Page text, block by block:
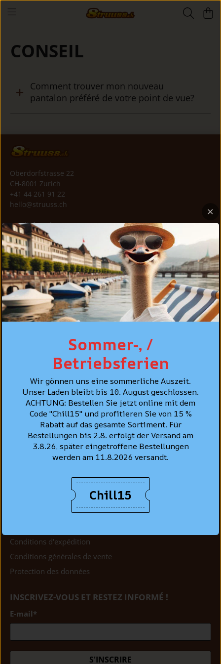
CONSEIL
Comment trouver mon nouveau
pantalon préféré de votre point de vue?
Oberdorfstrasse 22
CH-8001 Zurich
+41 44 261 91 22
hello@struuss.ch
Lundi: fermé
Mar - ven: 10 h 00 - 18 h 30
Sam: 10 h 00 - 16 h 30
SHOP
Hommes
Bon cadeau
ENTREPRISE
Magasin à Zurich
À propos de nous
Aide & contact
BASES LÉGALES
Conditions d'expédition
Conditions générales de vente
Protection des données
INSCRIVEZ-VOUS ET RESTEZ INFORMÉ !
E-mail*
S'INSCRIRE
Sommer-, /
Betriebsferien
Wir gönnen uns eine sommerliche Auszeit.
Unser Laden bleibt bis 10. August geschlossen.
ACHTUNG: Bestellen Sie jetzt online mit dem
Code "Chill15" und profitieren Sie von 15 %
Rabatt auf das gesamte Sortiment. Für
Bestellungen bis 2.8. erfolgt der Versand am
3.8.26, später eingetroffene Bestellungen
werden am 11.8.2026 versandt.
Chill15